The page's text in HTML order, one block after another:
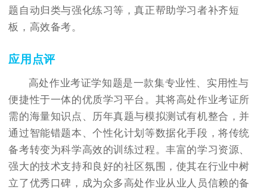
题自动归类与强化练习等，真正帮助学习者补齐短
板，高效备考。
应用点评
高处作业考证学知题是一款集专业性、实用性与
便捷性于一体的优质学习平台。其将高处作业考证所
需的海量知识点、历年真题与模拟测试有机整合，并
通过智能错题本、个性化计划等数据化手段，将传统
备考转变为科学高效的训练过程。丰富的学习资源、
强大的技术支持和良好的社区氛围，使其在行业中树
立了优秀口碑，成为众多高处作业从业人员信赖的备